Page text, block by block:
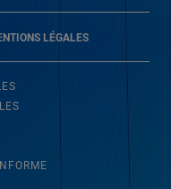
LÉGALES